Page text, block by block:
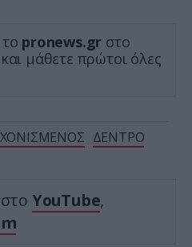
pronews.gr στο
μάθετε πρώτοι όλες
ΔΕΝΤΡΟ
YouTube,